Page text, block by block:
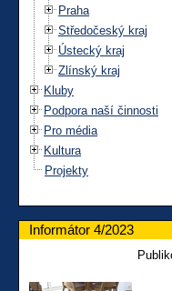
Praha
Středočeský kraj
Ústecký kraj
Zlínský kraj
Kluby
Podpora naší činnosti
Pro média
Kultura
Projekty
Informátor 4/2023